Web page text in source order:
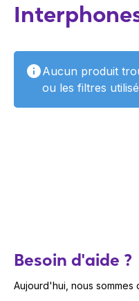
Aucun produit
ou les filtres
Besoin d'aide ?
Aujourd'hui, nous